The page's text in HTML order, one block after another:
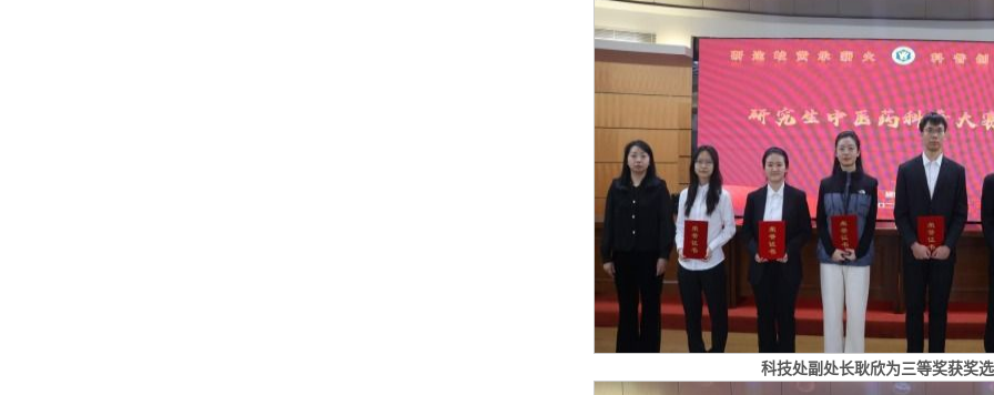
科技处副处长耿欣为三等奖获奖